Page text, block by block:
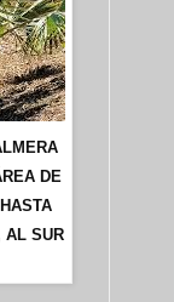
DE
AL SUR